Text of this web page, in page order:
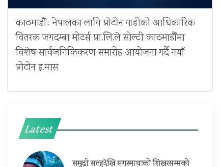
काठमाडौंः नेपालका लागि प्रोटोन गाडीको आधिकारिक
वितरक जगदम्बा मोटर्स प्रा.लि.ले सोल्टी काठमाडौँमा
विशेष सार्वजनिकिकरण समारोह आयोजना गर्दै नयाँ
प्रोटोन इ.मास
Latest
समुद्री सतहदेखि सगरमाथाको शिखरसम्मको